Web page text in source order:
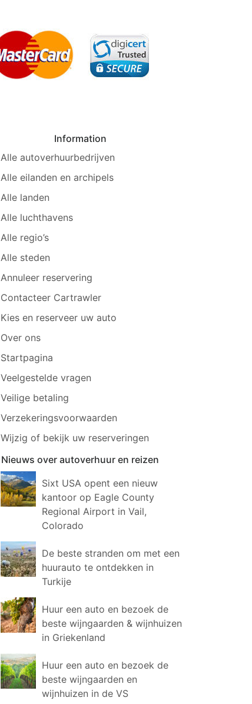
Information
Alle autoverhuurbedrijven
Alle eilanden en archipels
Alle landen
Alle luchthavens
Alle regio’s
Alle steden
Annuleer reservering
Contacteer Cartrawler
Kies en reserveer uw auto
Over ons
Startpagina
Veelgestelde vragen
Veilige betaling
Verzekeringsvoorwaarden
Wijzig of bekijk uw reserveringen
Nieuws over autoverhuur en reizen
Sixt USA opent een nieuw
kantoor op Eagle County
Regional Airport in Vail,
Colorado
De beste stranden om met een
huurauto te ontdekken in
Turkije
Huur een auto en bezoek de
beste wijngaarden & wijnhuizen
in Griekenland
Huur een auto en bezoek de
beste wijngaarden en
wijnhuizen in de VS